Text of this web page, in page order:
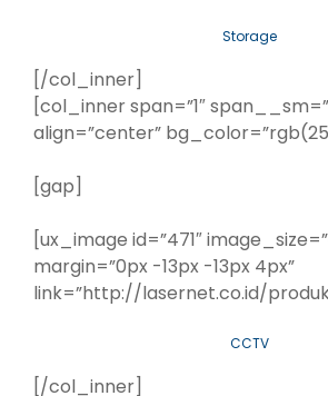
Storage
[/col_inner]
[col_inner span=”1″
align=”center”
[gap]
[ux_image id=”471″
margin=”0px -13px -13px 4px”
link=”http://lasernet.co.id/
CCTV
[/col_inner]